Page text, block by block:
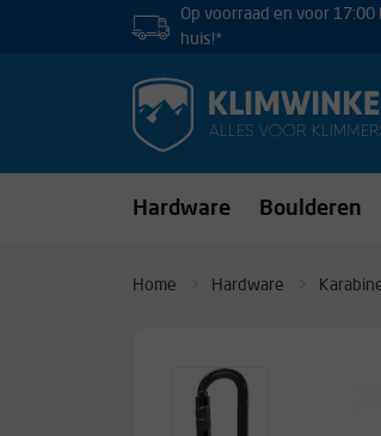
Op voorraad en voor
huis!*
Hardware Boulderen
Home Hardware